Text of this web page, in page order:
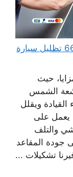
تظليل سيارات متنقل الكويت 66400552 تظليل سيارة
حيث
الشمس
القيادة ويقلل
يعمل على
والتلف
جودة المقاعد
تشكيلات ...